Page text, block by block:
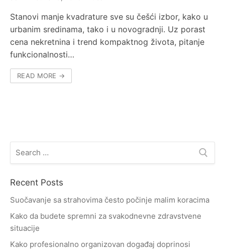
Stanovi manje kvadrature sve su češći izbor, kako u
urbanim sredinama, tako i u novogradnji. Uz porast
cena nekretnina i trend kompaktnog života, pitanje
funkcionalnosti…
READ MORE →
Recent Posts
Suočavanje sa strahovima često počinje malim koracima
Kako da budete spremni za svakodnevne zdravstvene
situacije
Kako profesionalno organizovan događaj doprinosi